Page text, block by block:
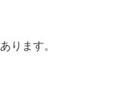
ります。